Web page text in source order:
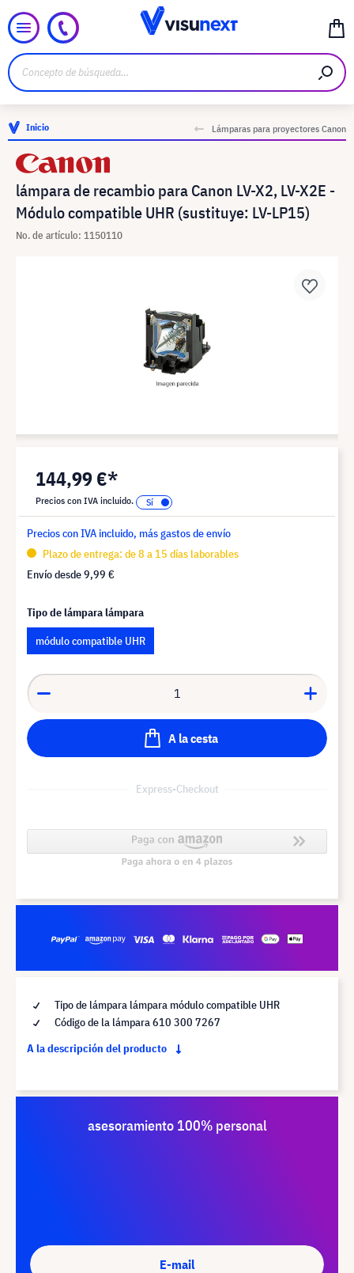
Inicio Lámparas para proyectores Canon
lámpara de recambio para Canon LV-X2, LV-X2E -
Módulo compatible UHR (sustituye: LV-LP15)
No. de artículo: 1150110
144,99 €*
Precios con IVA incluido.
Precios con IVA incluido, más gastos de envío
Plazo de entrega: de 8 a 15 días laborables
Envío desde9,99 €
Tipo de lámpara lámpara
módulo compatible UHR
A la cesta
Express-Checkout
Tipo de lámpara lámpara módulo compatible UHR
Código de la lámpara 610 300 7267
A la descripción del producto
asesoramiento 100% personal
E-mail